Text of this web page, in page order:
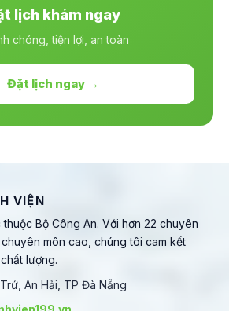
lịch khám ngay
chóng, tiện lợi, an toàn
Đặt lịch ngay →
VIỆN
Bộ Công An. Với hơn 22 chuyên
môn cao, chúng tôi cam kết
lượng.
An Hải, TP Đà Nẵng